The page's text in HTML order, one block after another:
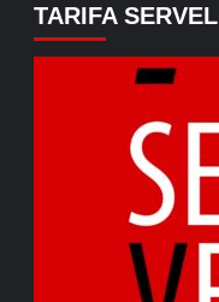
TARIFA SERVEL